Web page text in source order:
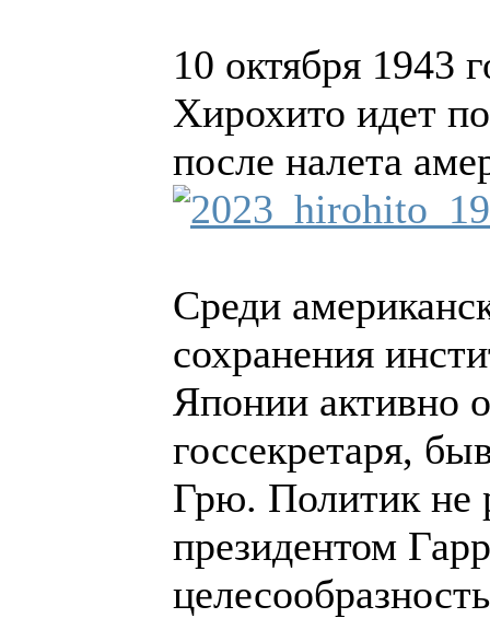
10 октября 1943
Хирохито идет
после налета
Среди
сохранения
Японии активно
госсекретаря,
Грю. Политик не
президентом